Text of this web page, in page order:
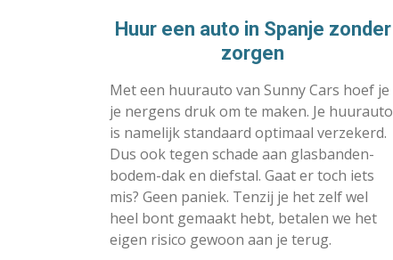
Huur een auto in Spanje zonder
zorgen
Met een huurauto van Sunny Cars hoef je
je nergens druk om te maken. Je huurauto
is namelijk standaard optimaal verzekerd.
Dus ook tegen schade aan glasbanden-
bodem-dak en diefstal. Gaat er toch iets
mis? Geen paniek. Tenzij je het zelf wel
heel bont gemaakt hebt, betalen we het
eigen risico gewoon aan je terug.